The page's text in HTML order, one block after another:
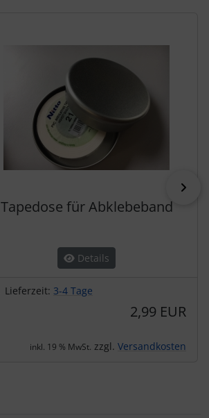
Tapedose für Abklebeband
Details
Lieferzeit: 3-4 Tage
2,99 EUR
inkl. 19 % MwSt. zzgl. Versandkosten